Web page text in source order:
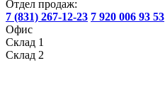
Отдел продаж:
7 (831) 267-12-23 7 920 006 93 53
Офис
Склад 1
Склад 2